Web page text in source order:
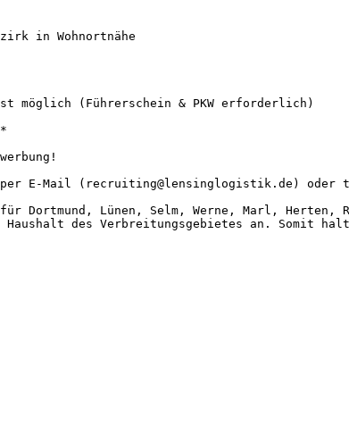
in Wohnortnähe
möglich (Führerschein & PKW erforderlich)
E-Mail (recruiting@lensinglogistik.de) oder
Dortmund, Lünen, Selm, Werne, Marl,